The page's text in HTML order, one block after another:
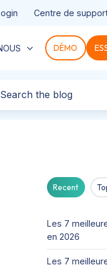
Centre de
DÉMO
Recent
Les 7
en 2026
Les 7